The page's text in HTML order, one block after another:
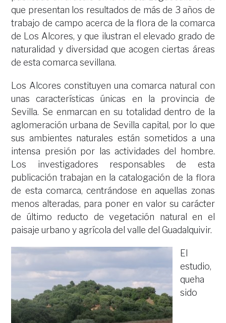
que presentan los resultados de más de 3 años de
trabajo de campo acerca de la flora de la comarca
de Los Alcores, y que ilustran el elevado grado de
naturalidad y diversidad que acogen ciertas áreas
de esta comarca sevillana.
Los Alcores constituyen una comarca natural con
unas características únicas en la provincia de
Sevilla. Se enmarcan en su totalidad dentro de la
aglomeración urbana de Sevilla capital, por lo que
sus ambientes naturales están sometidos a una
intensa presión por las actividades del hombre.
Los investigadores responsables de esta
publicación trabajan en la catalogación de la flora
de esta comarca, centrándose en aquellas zonas
menos alteradas, para poner en valor su carácter
de último reducto de vegetación natural en el
paisaje urbano y agrícola del valle del Guadalquivir.
El
estudio,
queha
sido